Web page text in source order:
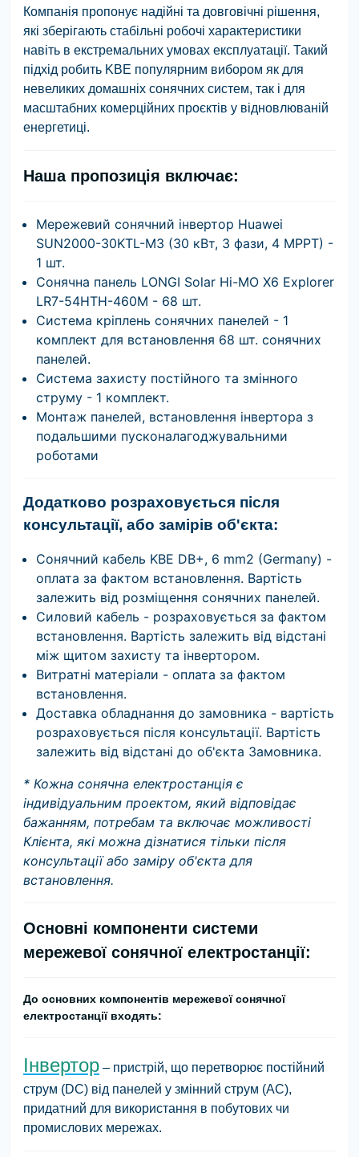
Компанія пропонує надійні та довговічні рішення,
які зберігають стабільні робочі характеристики
навіть в екстремальних умовах експлуатації. Такий
підхід робить KBE популярним вибором як для
невеликих домашніх сонячних систем, так і для
масштабних комерційних проєктів у відновлюваній
енергетиці.
Наша пропозиція включає:
Мережевий сонячний інвертор Huawei
SUN2000-30KTL-M3 (30 кВт, 3 фази, 4 MPPT) -
1 шт.
Сонячна панель LONGI Solar Hi-MO X6 Explorer
LR7-54HTH-460M - 68 шт.
Система кріплень сонячних панелей - 1
комплект для встановлення 68 шт. сонячних
панелей.
Система захисту постійного та змінного
струму - 1 комплект.
Монтаж панелей, встановлення інвертора з
подальшими пусконалагоджувальними
роботами
Додатково розраховується після
консультації, або замірів об'єкта:
Сонячний кабель KBE DB+, 6 mm2 (Germany) -
оплата за фактом встановлення. Вартість
залежить від розміщення сонячних панелей.
Силовий кабель - розраховується за фактом
встановлення. Вартість залежить від відстані
між щитом захисту та інвертором.
Витратні матеріали - оплата за фактом
встановлення.
Доставка обладнання до замовника - вартість
розраховується після консультації. Вартість
залежить від відстані до об'єкта Замовника.
* Кожна сонячна електростанція є
індивідуальним проектом, який відповідає
бажанням, потребам та включає можливості
Клієнта, які можна дізнатися тільки після
консультації або заміру об'єкта для
встановлення.
Основні компоненти системи
мережевої сонячної електростанції:
До основних компонентів мережевої сонячної
електростанції входять:
Інвертор – пристрій, що перетворює постійний
струм (DC) від панелей у змінний струм (AC),
придатний для використання в побутових чи
промислових мережах.